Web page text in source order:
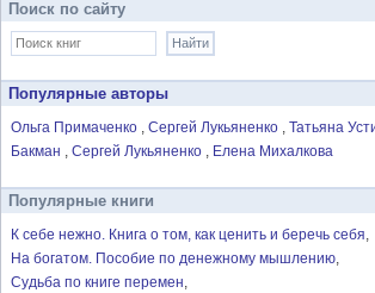
Поиск по сайту
Популярные авторы
Ольга Примаченко Сергей Лукьяненко Татьяна
Бакман
Сергей Лукьяненко Елена Михалкова
Популярные книги
К себе нежно. Книга о том, как ценить и беречь себя
На богатом. Пособие по денежному мышлению
Судьба по книге перемен